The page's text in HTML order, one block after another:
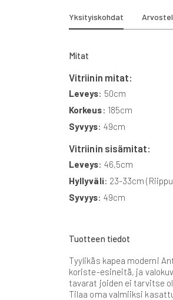
of
the
Yksityiskohdat
Mitat
Vitriinin mitat:
Leveys: 50cm
Korkeus: 185cm
Syvyys: 49cm
Vitriinin sisämitat:
Leveys: 46,5cm
Hyllyväli: 23-33cm
Syvyys: 49cm
Tuotteen tiedot
Tyylikäs kapea moderni
koriste-esineitä, ja
tavarat joiden ei tarvitse
Tilaa oma valmiiksi